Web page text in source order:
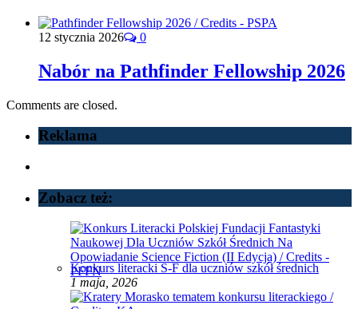
12 stycznia 2026 0
Nabór na Pathfinder Fellowship 2026
Comments are closed.
Reklama
Zobacz też:
Konkurs literacki S-F dla uczniów szkół średnich
1 maja, 2026